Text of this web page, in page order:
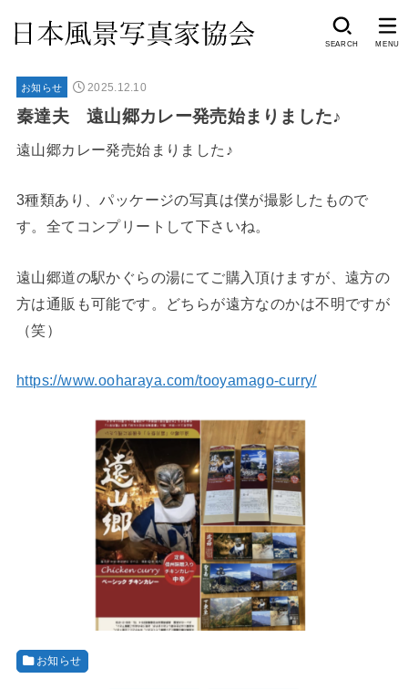
SEARCH MENU
お知らせ 2025.12.10
秦達夫 遠山郷カレー発売始まりました♪
遠山郷カレー発売始まりました♪
3種類あり、パッケージの写真は僕が撮影したもので
す。全てコンプリートして下さいね。
遠山郷道の駅かぐらの湯にてご購入頂けますが、遠方の
方は通販も可能です。どちらが遠方なのかは不明ですが
（笑）
https://www.ooharaya.com/tooyamago-curry/
お知らせ